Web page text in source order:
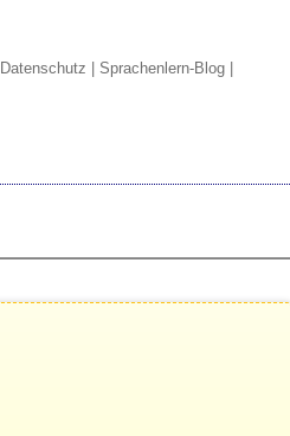
Datenschutz Sprachenlern-Blog